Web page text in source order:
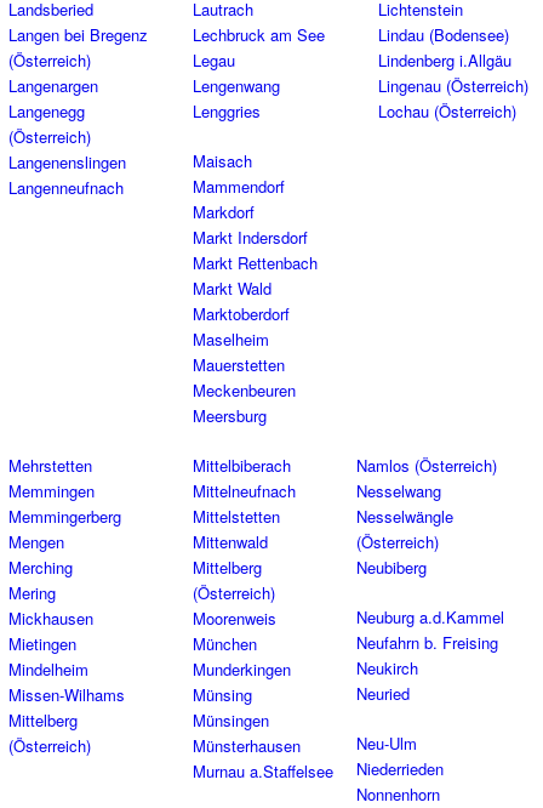
Landsberied
Langen bei Bregenz
(Österreich)
Langenargen
Langenegg
(Österreich)
Langenenslingen
Langenneufnach
Lautrach
Lechbruck am See
Legau
Lengenwang
Lenggries
Lichtenstein
Lindau (Bodensee)
Lindenberg i.Allgäu
Lingenau (Österreich)
Lochau (Österreich)
Maisach
Mammendorf
Markdorf
Markt Indersdorf
Markt Rettenbach
Markt Wald
Marktoberdorf
Maselheim
Mauerstetten
Meckenbeuren
Meersburg
Mehrstetten
Memmingen
Memmingerberg
Mengen
Merching
Mering
Mickhausen
Mietingen
Mindelheim
Missen-Wilhams
Mittelberg
(Österreich)
Mittelbiberach
Mittelneufnach
Mittelstetten
Mittenwald
Mittelberg
(Österreich)
Moorenweis
München
Munderkingen
Münsing
Münsingen
Münsterhausen
Murnau a.Staffelsee
Namlos (Österreich)
Nesselwang
Nesselwängle
(Österreich)
Neubiberg
Neuburg a.d.Kammel
Neufahrn b. Freising
Neukirch
Neuried
Neu-Ulm
Niederrieden
Nonnenhorn